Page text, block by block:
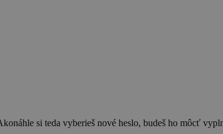
si teda vyberieš nové heslo, budeš ho môcť